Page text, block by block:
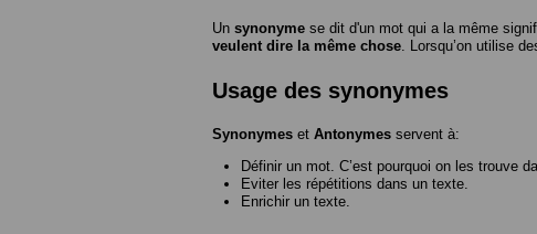
Un synonyme se dit d'un mot qui a la même
veulent dire la même chose . Lorsqu’on utilise
Usage des synonymes
Synonymes et Antonymes servent à:
Définir un mot. C’est pourquoi on les trouve
Eviter les répétitions dans un texte.
Enrichir un texte.